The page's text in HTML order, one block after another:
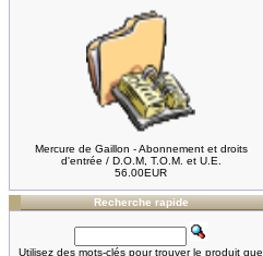
Mercure de Gaillon - Abonnement et droits
d'entrée / D.O.M, T.O.M. et U.E.
56.00EUR
Recherche rapide
Utilisez des mots-clés pour trouver le produit que